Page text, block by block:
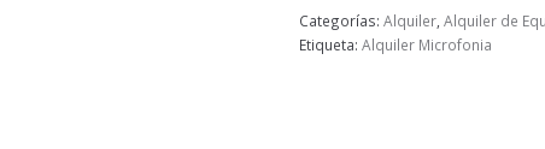
Categorías: Alquiler, Alquiler de
Etiqueta: Alquiler Microfonia